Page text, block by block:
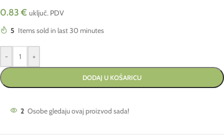
0.83 € uključ. PDV
5 Items sold in last 30 minutes
- +
DODAJ U KOŠARICU
2 Osobe gledaju ovaj proizvod sada!